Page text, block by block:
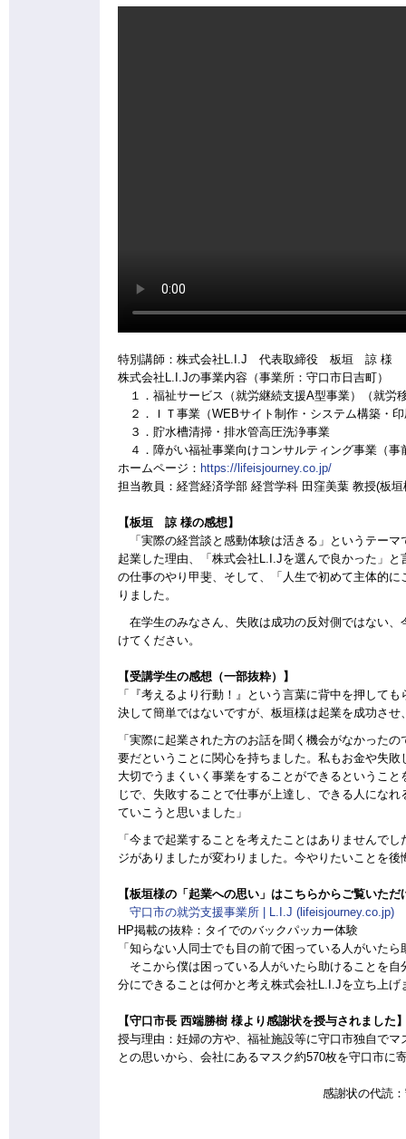
特別講師：株式会社L.I.J 代表取締役 板垣 諒 様
株式会社L.I.Jの事業内容（事業所：守口市日吉町）
１．福祉サービス（就労継続支援A型事業）（就労
２．ＩＴ事業（WEBサイト制作・システム構築・
３．貯水槽清掃・排水管高圧洗浄事業
４．障がい福祉事業向けコンサルティング事業（事
ホームページ： https://lifeisjourney.co.jp/
担当教員：経営経済学部 経営学科 田窪美葉 教授(板
【板垣 諒 様の感想】
「実際の経営談と感動体験は活きる」というテーマ
起業した理由、「株式会社L.I.Jを選んで良かった」
の仕事のやり甲斐、そして、「人生で初めて主体的
りました。
在学生のみなさん、失敗は成功の反対側ではない、
けてください。
【受講学生の感想（一部抜粋）】
「『考えるより行動！』という言葉に背中を押して
決して簡単ではないですが、板垣様は起業を成功さ
「実際に起業された方のお話を聞く機会がなかった
要だということに関心を持ちました。私もお金や失
大切でうまくいく事業をすることができるというこ
じで、失敗することで仕事が上達し、できる人にな
ていこうと思いました」
「今まで起業することを考えたことはありませんで
ジがありましたが変わりました。今やりたいことを
【板垣様の「起業への思い」はこちらからご覧いただ
守口市の就労支援事業所 | L.I.J (lifeisjourney.co.jp)
HP掲載の抜粋：タイでのバックパッカー体験
「知らない人同士でも目の前で困っている人がいた
そこから僕は困っている人がいたら助けることを自
分にできることは何かと考え株式会社L.I.Jを立ち上げ
【守口市長 西端勝樹 様より感謝状を授与されました
授与理由：妊婦の方や、福祉施設等に守口市独自で
との思いから、会社にあるマスク約570枚を守口市に
感謝状の代読